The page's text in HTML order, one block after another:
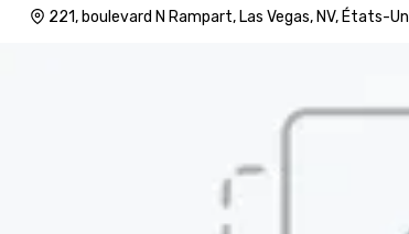
221, boulevard N Rampart, Las Vegas, NV, États-